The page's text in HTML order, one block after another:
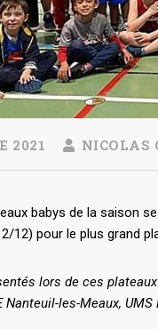
2021 NICOLAS
babys de la saison
12) pour le plus grand
lors de ces
Nanteuil-les-Meaux,